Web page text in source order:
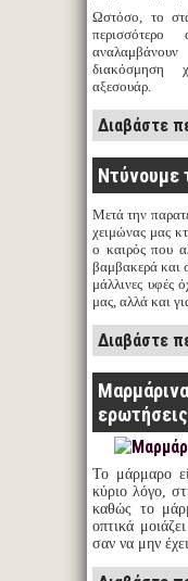
Ωστόσο, το
διακόσμηση
αξεσουάρ.
Διαβάστε
Ντύνουμε
Μετά την
χειμώνας μας
ο καιρός που
βαμβακερά και
μάλλινες υφές
μας, αλλά και
Διαβάστε
ερωτήσεις
Το μάρμαρο
κύριο λόγο,
καθώς το
οπτικά
σαν να μην